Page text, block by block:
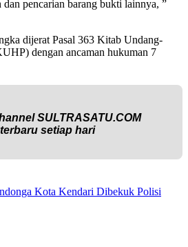
dan pencarian barang bukti lainnya, ”
dijerat Pasal 363 Kitab Undang-
dengan ancaman hukuman 7
SULTRASATU.COM
setiap hari
Kota Kendari Dibekuk Polisi